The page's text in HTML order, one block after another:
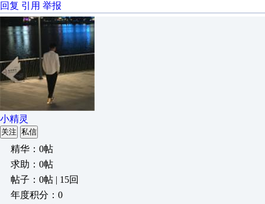
回复 引用 举报
小精灵
关注 私信
精华：0帖
求助：0帖
帖子：0帖 | 15回
年度积分：0